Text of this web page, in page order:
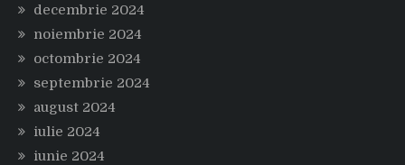
decembrie 2024
noiembrie 2024
octombrie 2024
septembrie 2024
august 2024
iulie 2024
iunie 2024